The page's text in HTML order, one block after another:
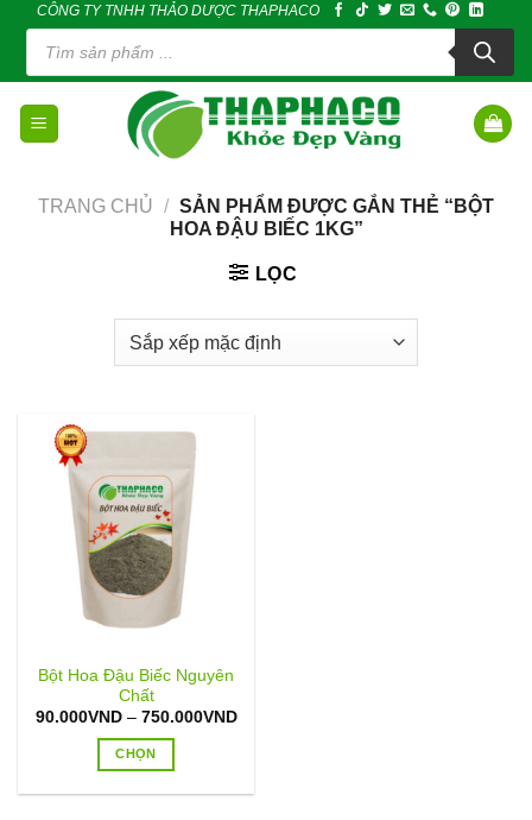
content
CÔNG TY TNHH THẢO DƯỢC THAPHACO
Tìm
kiếm
phẩm
TRANG CHỦ / SẢN PHẨM ĐƯỢC GẮN THẺ “BỘT
HOA ĐẬU BIẾC 1KG”
LỌC
Bột Hoa Đậu Biếc Nguyên
Chất
90.000VND – 750.000VNDKhoảng
750.000VND
CHỌN